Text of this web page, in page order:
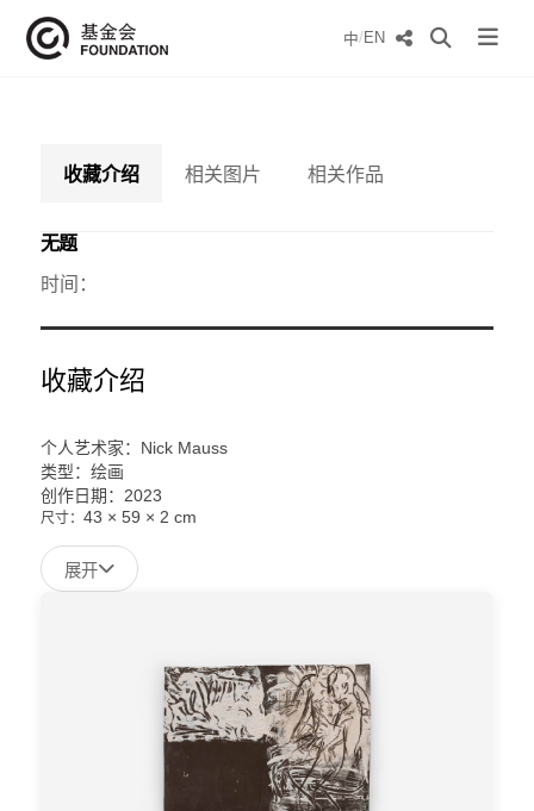
中/EN
收藏介绍 相关图片 相关作品
无题
时间：
收藏介绍
个人艺术家：Nick Mauss
类型：绘画
创作日期：2023
尺寸： 43 × 59 × 2 cm
展开